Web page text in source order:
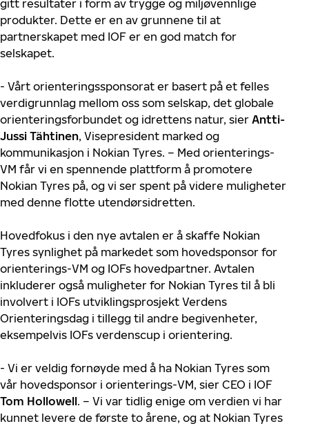
gitt resultater i form av trygge og miljøvennlige
produkter. Dette er en av grunnene til at
partnerskapet med IOF er en god match for
selskapet.
- Vårt orienteringssponsorat er basert på et felles
verdigrunnlag mellom oss som selskap, det globale
orienteringsforbundet og idrettens natur, sier Antti-
Jussi Tähtinen, Visepresident marked og
kommunikasjon i Nokian Tyres. – Med orienterings-
VM får vi en spennende plattform å promotere
Nokian Tyres på, og vi ser spent på videre muligheter
med denne flotte utendørsidretten.
Hovedfokus i den nye avtalen er å skaffe Nokian
Tyres synlighet på markedet som hovedsponsor for
orienterings-VM og IOFs hovedpartner. Avtalen
inkluderer også muligheter for Nokian Tyres til å bli
involvert i IOFs utviklingsprosjekt Verdens
Orienteringsdag i tillegg til andre begivenheter,
eksempelvis IOFs verdenscup i orientering.
- Vi er veldig fornøyde med å ha Nokian Tyres som
vår hovedsponsor i orienterings-VM, sier CEO i IOF
Tom Hollowell. – Vi var tidlig enige om verdien vi har
kunnet levere de første to årene, og at Nokian Tyres